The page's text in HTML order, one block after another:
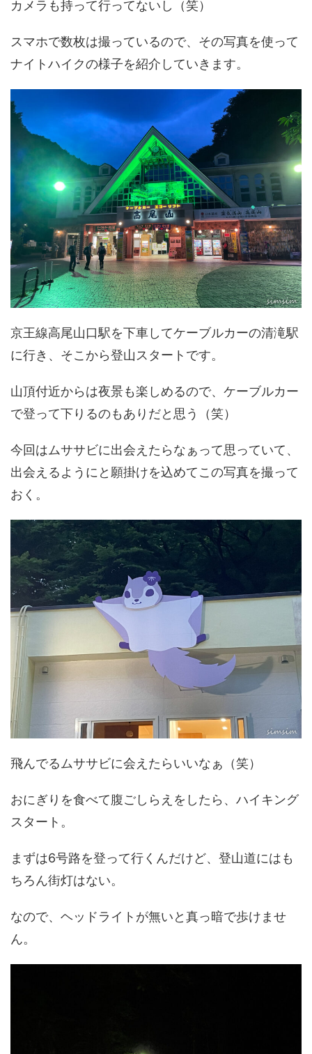
カメラも持って行ってないし（笑）
スマホで数枚は撮っているので、その写真を使って
ナイトハイクの様子を紹介していきます。
京王線高尾山口駅を下車してケーブルカーの清滝駅
に行き、そこから登山スタートです。
山頂付近からは夜景も楽しめるので、ケーブルカー
で登って下りるのもありだと思う（笑）
今回はムササビに出会えたらなぁって思っていて、
出会えるようにと願掛けを込めてこの写真を撮って
おく。
飛んでるムササビに会えたらいいなぁ（笑）
おにぎりを食べて腹ごしらえをしたら、ハイキング
スタート。
まずは6号路を登って行くんだけど、登山道にはも
ちろん街灯はない。
なので、ヘッドライトが無いと真っ暗で歩けませ
ん。